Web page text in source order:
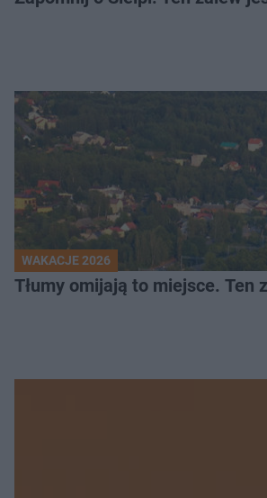
WAKACJE 2026
Tłumy omijają to miejsce.